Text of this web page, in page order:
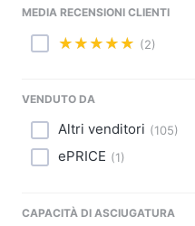
Animali
MEDIA RECENSIONI CLIENTI
(2)
VENDUTO DA
Altri venditori (105)
ePRICE (1)
CAPACITÀ DI ASCIUGATURA